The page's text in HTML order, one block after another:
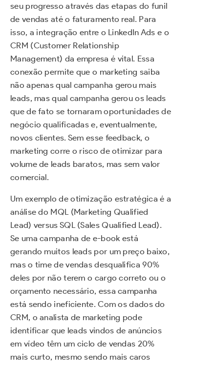
seu progresso através das etapas do funil
de vendas até o faturamento real. Para
isso, a integração entre o LinkedIn Ads e o
CRM (Customer Relationship
Management) da empresa é vital. Essa
conexão permite que o marketing saiba
não apenas qual campanha gerou mais
leads, mas qual campanha gerou os leads
que de fato se tornaram oportunidades de
negócio qualificadas e, eventualmente,
novos clientes. Sem esse feedback, o
marketing corre o risco de otimizar para
volume de leads baratos, mas sem valor
comercial.
Um exemplo de otimização estratégica é a
análise do MQL (Marketing Qualified
Lead) versus SQL (Sales Qualified Lead).
Se uma campanha de e-book está
gerando muitos leads por um preço baixo,
mas o time de vendas desqualifica 90%
deles por não terem o cargo correto ou o
orçamento necessário, essa campanha
está sendo ineficiente. Com os dados do
CRM, o analista de marketing pode
identificar que leads vindos de anúncios
em vídeo têm um ciclo de vendas 20%
mais curto, mesmo sendo mais caros